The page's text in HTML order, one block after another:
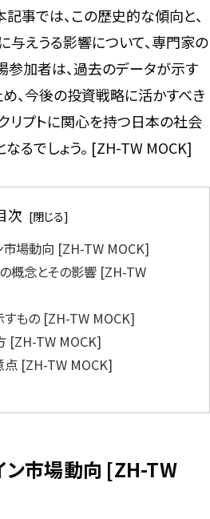
事では、この歴史的な傾向と、
与えうる影響について、専門家の
参加者は、過去のデータが示す
、今後の投資戦略に活かすべき
クリプトに関心を持つ日本の社会
なるでしょう。 [ZH-TW MOCK]
次
市場動向 [ZH-TW MOCK]
」の概念とその影響 [ZH-TW
もの [ZH-TW MOCK]
[ZH-TW MOCK]
点 [ZH-TW MOCK]
ン市場動向 [ZH-TW